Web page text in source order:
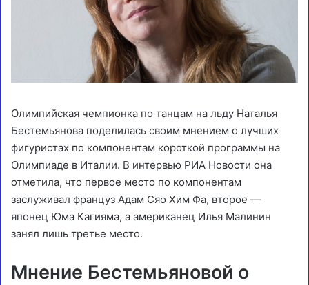
Олимпийская чемпионка по танцам на льду Наталья
Бестемьянова поделилась своим мнением о лучших
фигуристах по компонентам короткой программы на
Олимпиаде в Италии. В интервью РИА Новости она
отметила, что первое место по компонентам
заслуживал француз Адам Сяо Хим Фа, второе —
японец Юма Кагияма, а американец Илья Малинин
занял лишь третье место.
Мнение Бестемьяновой о